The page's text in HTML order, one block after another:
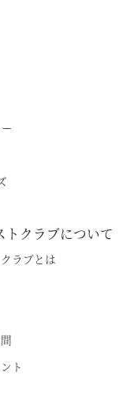
トクラブについて
ラブとは
ト